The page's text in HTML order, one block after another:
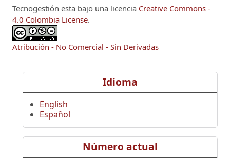
Tecnogestión esta bajo una licencia Creative Commons -
4.0 Colombia License.
Atribución - No Comercial - Sin Derivadas
Idioma
English
Español
Número actual